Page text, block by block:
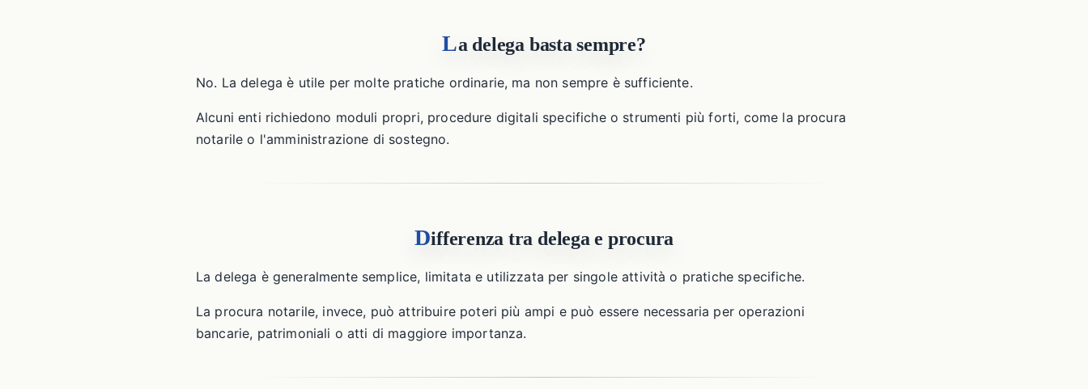
La delega basta sempre?
No. La delega è utile per molte pratiche ordinarie, ma non sempre è sufficiente.
Alcuni enti richiedono moduli propri, procedure digitali specifiche o strumenti più forti, come la procura
notarile o l'amministrazione di sostegno.
Differenza tra delega e procura
La delega è generalmente semplice, limitata e utilizzata per singole attività o pratiche specifiche.
La procura notarile, invece, può attribuire poteri più ampi e può essere necessaria per operazioni
bancarie, patrimoniali o atti di maggiore importanza.